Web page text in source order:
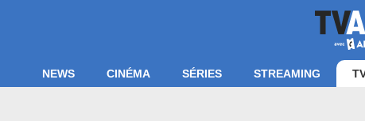
NEWS CINÉMA SÉRIES STREAMING